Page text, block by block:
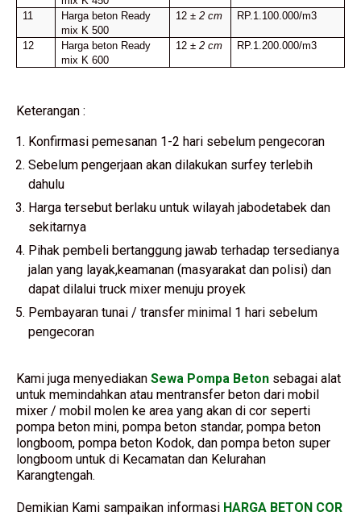
11
Harga beton Ready
mix K 500
12 ±2 cm RP.1.100.000/m3
12
Harga beton Ready
mix K 600
12 ±2 cm RP.1.200.000/m3
Keterangan :
Konfirmasi pemesanan 1-2 hari sebelum pengecoran
Sebelum pengerjaan akan dilakukan surfey terlebih
dahulu
Harga tersebut berlaku untuk wilayah jabodetabek dan
sekitarnya
Pihak pembeli bertanggung jawab terhadap tersedianya
jalan yang layak,keamanan (masyarakat dan polisi) dan
dapat dilalui truck mixer menuju proyek
Pembayaran tunai / transfer minimal 1 hari sebelum
pengecoran
Kami juga menyediakan Sewa Pompa Beton sebagai alat
untuk memindahkan atau mentransfer beton dari mobil
mixer / mobil molen ke area yang akan di cor seperti
pompa beton mini, pompa beton standar, pompa beton
longboom, pompa beton Kodok, dan pompa beton super
longboom untuk di Kecamatan dan Kelurahan
Karangtengah.
Demikian Kami sampaikan informasi HARGA BETON COR